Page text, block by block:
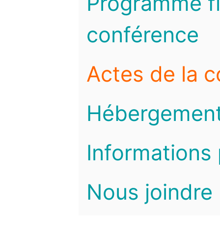
conférence
Actes de la
Informations
Nous joindre